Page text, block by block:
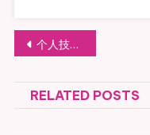
文章导航
个人技术博客经过一年时间更新某度出来86个页面
RELATED POSTS